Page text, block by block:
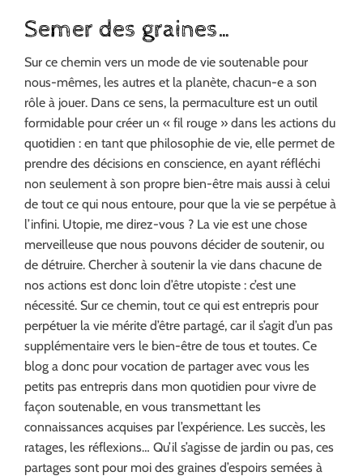
Semer des graines…
Sur ce chemin vers un mode de vie soutenable pour
nous-mêmes, les autres et la planète, chacun-e a son
rôle à jouer. Dans ce sens, la permaculture est un outil
formidable pour créer un « fil rouge » dans les actions du
quotidien : en tant que philosophie de vie, elle permet de
prendre des décisions en conscience, en ayant réfléchi
non seulement à son propre bien-être mais aussi à celui
de tout ce qui nous entoure, pour que la vie se perpétue à
l’infini. Utopie, me direz-vous ? La vie est une chose
merveilleuse que nous pouvons décider de soutenir, ou
de détruire. Chercher à soutenir la vie dans chacune de
nos actions est donc loin d’être utopiste : c’est une
nécessité. Sur ce chemin, tout ce qui est entrepris pour
perpétuer la vie mérite d’être partagé, car il s’agit d’un pas
supplémentaire vers le bien-être de tous et toutes. Ce
blog a donc pour vocation de partager avec vous les
petits pas entrepris dans mon quotidien pour vivre de
façon soutenable, en vous transmettant les
connaissances acquises par l’expérience. Les succès, les
ratages, les réflexions… Qu’il s’agisse de jardin ou pas, ces
partages sont pour moi des graines d’espoirs semées à